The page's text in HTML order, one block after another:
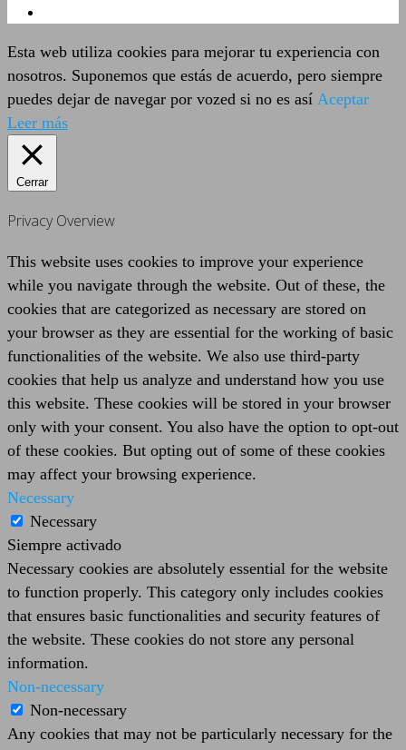
Esta web utiliza cookies para mejorar tu experiencia con
nosotros. Suponemos que estás de acuerdo, pero siempre
puedes dejar de navegar por vozed si no es así Aceptar
Leer más
Cerrar
Privacy Overview
This website uses cookies to improve your experience
while you navigate through the website. Out of these, the
cookies that are categorized as necessary are stored on
your browser as they are essential for the working of basic
functionalities of the website. We also use third-party
cookies that help us analyze and understand how you use
this website. These cookies will be stored in your browser
only with your consent. You also have the option to opt-out
of these cookies. But opting out of some of these cookies
may affect your browsing experience.
Necessary
Necessary
Siempre activado
Necessary cookies are absolutely essential for the website
to function properly. This category only includes cookies
that ensures basic functionalities and security features of
the website. These cookies do not store any personal
information.
Non-necessary
Non-necessary
Any cookies that may not be particularly necessary for the